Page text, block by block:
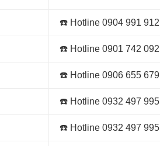
☎️ Hotline 0904 991 912
☎️ Hotline 0901 742 092
☎️ Hotline 0906 655 679
☎️ Hotline 0932 497 995
☎️ Hotline 0932 497 995